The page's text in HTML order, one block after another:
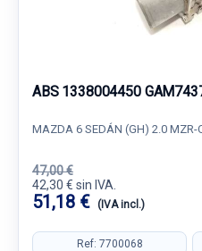
ABS 1338004450
MAZDA 6 SEDÁN (GH) 2.0 MZR-
47,00 €
42,30 € sin IVA.
51,18 € (IVA incl.)
Ref: 7700068